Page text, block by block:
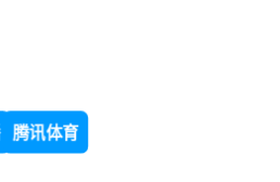
腾讯体育